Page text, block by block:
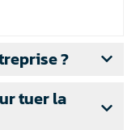
?
tuer la